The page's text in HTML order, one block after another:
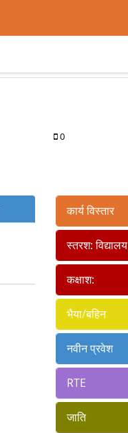
0
कार्य विस्तार
स्तरश: विद्यालय
कक्षाश:
भैया/बहिन
नवीन प्रवेश
RTE
जाति